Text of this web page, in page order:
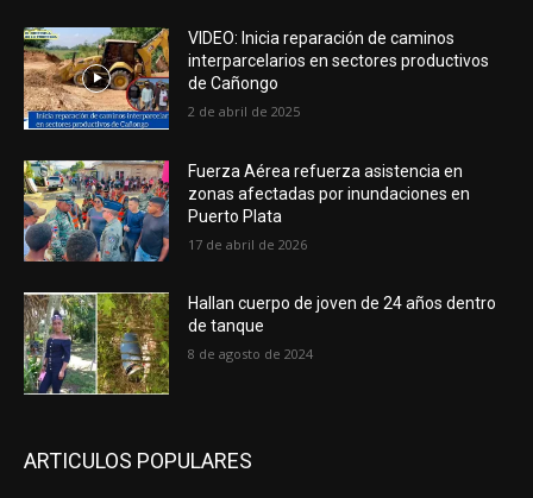
VIDEO: Inicia reparación de caminos
interparcelarios en sectores productivos
de Cañongo
2 de abril de 2025
Fuerza Aérea refuerza asistencia en
zonas afectadas por inundaciones en
Puerto Plata
17 de abril de 2026
Hallan cuerpo de joven de 24 años dentro
de tanque
8 de agosto de 2024
ARTICULOS POPULARES